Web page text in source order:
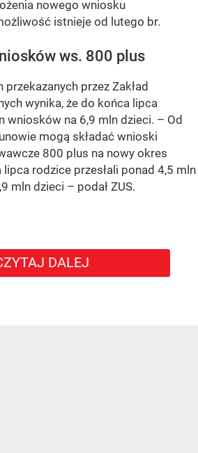
nowego wniosku
istnieje od lutego br.
ws. 800 plus
przez Zakład
wynika, że do końca lipca
wniosków na 6,9 mln dzieci. – Od
mogą składać wnioski
800 plus na nowy okres
rodzice przesłali ponad 4,5 mln
mln dzieci – podał ZUS.
DALEJ